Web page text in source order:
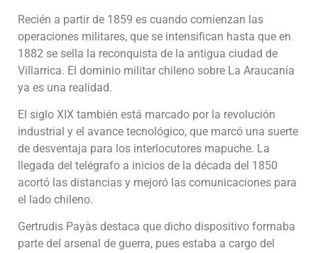
Recién a partir de 1859 es cuando comienzan las
operaciones militares, que se intensifican hasta que en
1882 se sella la reconquista de la antigua ciudad de
Villarrica. El dominio militar chileno sobre La Araucanía
ya es una realidad.
El siglo XIX también está marcado por la revolución
industrial y el avance tecnológico, que marcó una suerte
de desventaja para los interlocutores mapuche. La
llegada del telégrafo a inicios de la década del 1850
acortó las distancias y mejoró las comunicaciones para
el lado chileno.
Gertrudis Payàs destaca que dicho dispositivo formaba
parte del arsenal de guerra, pues estaba a cargo del